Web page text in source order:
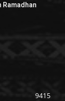
Ramadhan
9415